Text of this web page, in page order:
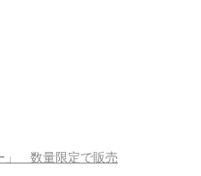
」 数量限定で販売